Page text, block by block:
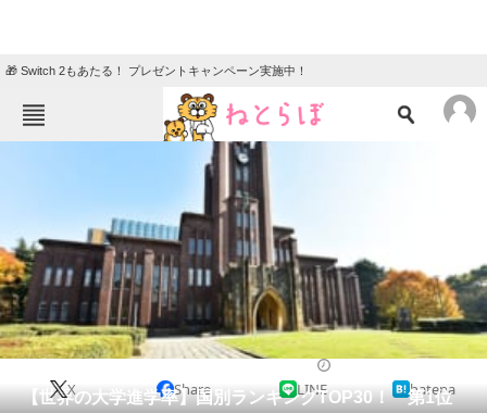
🎁 Switch 2もあたる！ プレゼントキャンペーン実施中！
ニュース
クイズ
グルメ 地域
住まい 教育・育児
動物 リサーチ
会員記事
【世界の大学進学率】国別ランキングTOP30！ 第1位
X Share LINE hatena